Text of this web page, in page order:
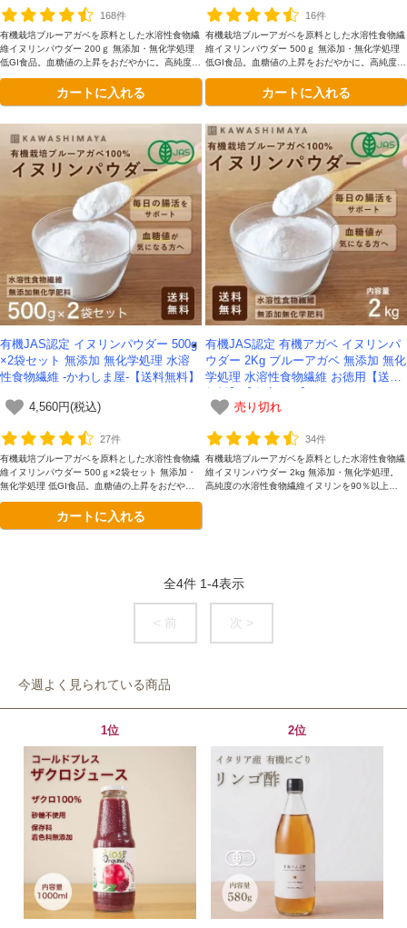
168件
有機栽培ブルーアガベを原料とした水溶性食物繊
維イヌリンパウダー 200ｇ 無添加・無化学処理
低GI食品。血糖値の上昇をおだやかに。高純度の
カートに入れる
16件
有機栽培ブルーアガベを原料とした水溶性食物繊
維イヌリンパウダー 500ｇ 無添加・無化学処理
低GI食品。血糖値の上昇をおだやかに。高純度の
切りやすい500g。カートに入れる
有機JAS認定 イヌリンパウダー 500g
×2袋セット 無添加 無化学処理 水溶
性食物繊維 -かわしま屋-【送料無料】
4,560円(税込)
27件
有機栽培ブルーアガベを原料とした水溶性食物繊
維イヌリンパウダー 500ｇ×2袋セット 無添加・
無化学処理 低GI食品。血糖値の上昇をおだやか
上含有。使い切りやすい500gのお得なセット。
カートに入れる
有機JAS認定 有機アガベ イヌリンパ
ウダー 2Kg ブルーアガベ 無添加 無化
学処理 水溶性食物繊維 お徳用【送料
売り切れ
34件
有機栽培ブルーアガベを原料とした水溶性食物繊
維イヌリンパウダー 2kg 無添加・無化学処理。
高純度の水溶性食物繊維イヌリンを90％以上含
全4件 1-4表示
< 前 次 >
今週よく見られている商品
1位 2位